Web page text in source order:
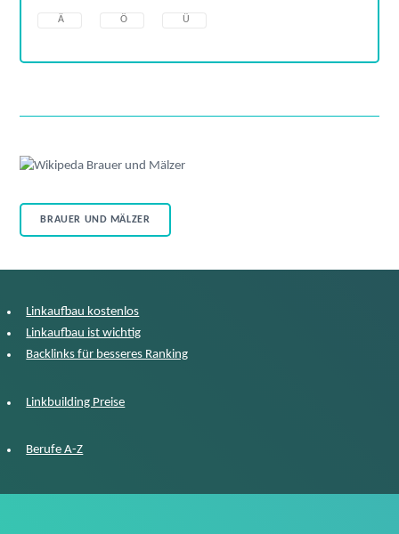
Ä Ö Ü
BRAUER UND MÄLZER
Linkaufbau kostenlos
Linkaufbau ist wichtig
Backlinks für besseres Ranking
Linkbuilding Preise
Berufe A-Z